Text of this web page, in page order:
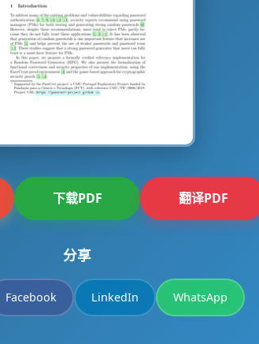
下载PDF 翻译PDF
分享
Facebook LinkedIn WhatsApp